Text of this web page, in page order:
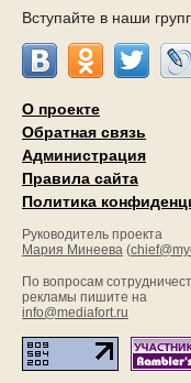
Вступайте в наши
О проекте
Обратная связь
Администрация
Правила сайта
Политика
Руководитель проекта
Мария Минеева (
По вопросам
рекламы пишите на
info@mediafort.ru